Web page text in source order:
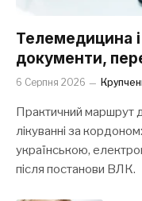
Телемедицина
документи,
6 Серпня 2026
Практичний маршрут
лікуванні за
українською,
після постанови ВЛК.